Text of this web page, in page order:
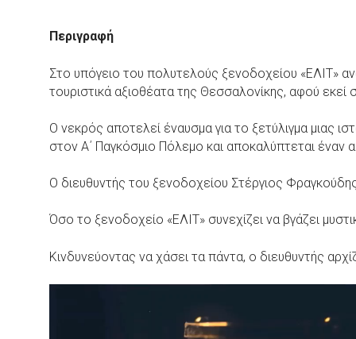
Περιγραφή
Στο υπόγειο του πολυτελούς ξενοδοχείου «ΕΛΙΤ»
τουριστικά αξιοθέατα της Θεσσαλονίκης, αφού εκεί
Ο νεκρός αποτελεί έναυσμα για το ξετύλιγμα μιας
στον Α΄ Παγκόσμιο Πόλεμο και αποκαλύπτεται έναν
Ο διευθυντής του ξενοδοχείου Στέργιος
Όσο το ξενοδοχείο «ΕΛΙΤ» συνεχίζει να βγάζει
Κινδυνεύοντας να χάσει τα πάντα, ο διευθυντής